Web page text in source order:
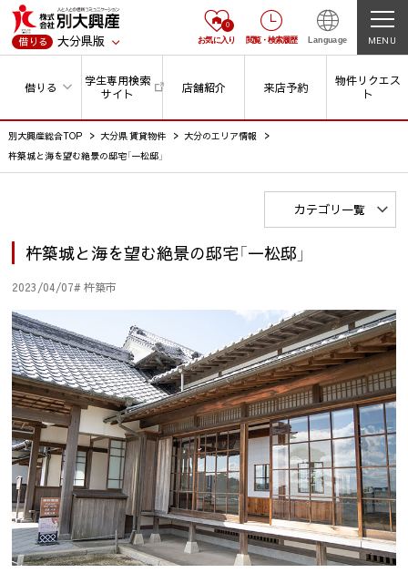
借りる 大分県版
0
お気に入り 閲覧・ 検索履歴 Language MENU
借りる
学生専用検索
サイト
店舗紹介 来店予約
物件リクエス
ト
別大興産総合TOP 大分県 賃貸物件
大分のエリア情報
杵築城と海を望む絶景の邸宅「一松邸」
カテゴリ一覧
杵築城と海を望む絶景の邸宅「一松邸」
2023/04/07# 杵築市